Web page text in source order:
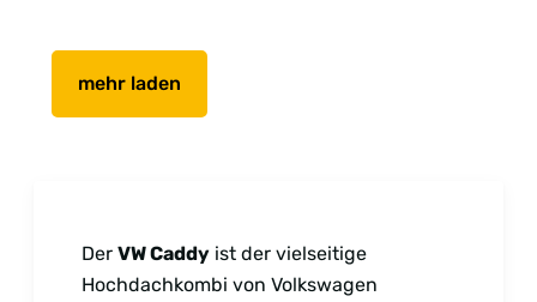
mehr laden
Der VW Caddy ist der vielseitige
Hochdachkombi von Volkswagen